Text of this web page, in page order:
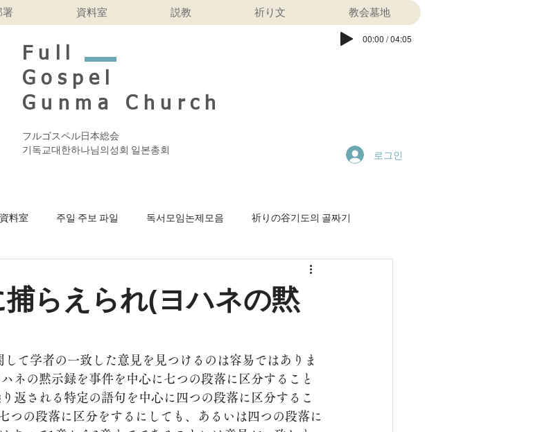
署 資料室 説教 祈り文 教会墓地
Full
Gospel
Gunma Church
フルゴスペル日本総会
기독교대한하나님의성회 일본총회
00:00 / 04:05
로그인
料室 주일 주보 파일 독서모임논제모음 祈りの谷기도의 골짜기
らえられ(ヨハネの黙
ネの黙示録を事件を中心に七つの段落に区分すること
返される特定の語句を中心に四つの段落に区分するこ
つの段落に区分をするにしても、あるいは四つの段落に